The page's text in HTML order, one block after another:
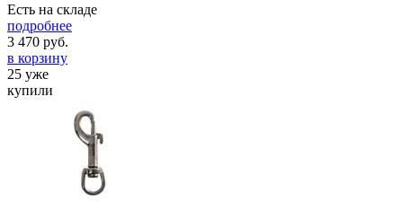
Есть на складе
подробнее
3 470 руб.
в корзину
25 уже
купили